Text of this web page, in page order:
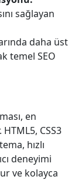
sağlayan
daha üst
temel SEO
en
CSS3
hızlı
deneyimi
ve kolayca